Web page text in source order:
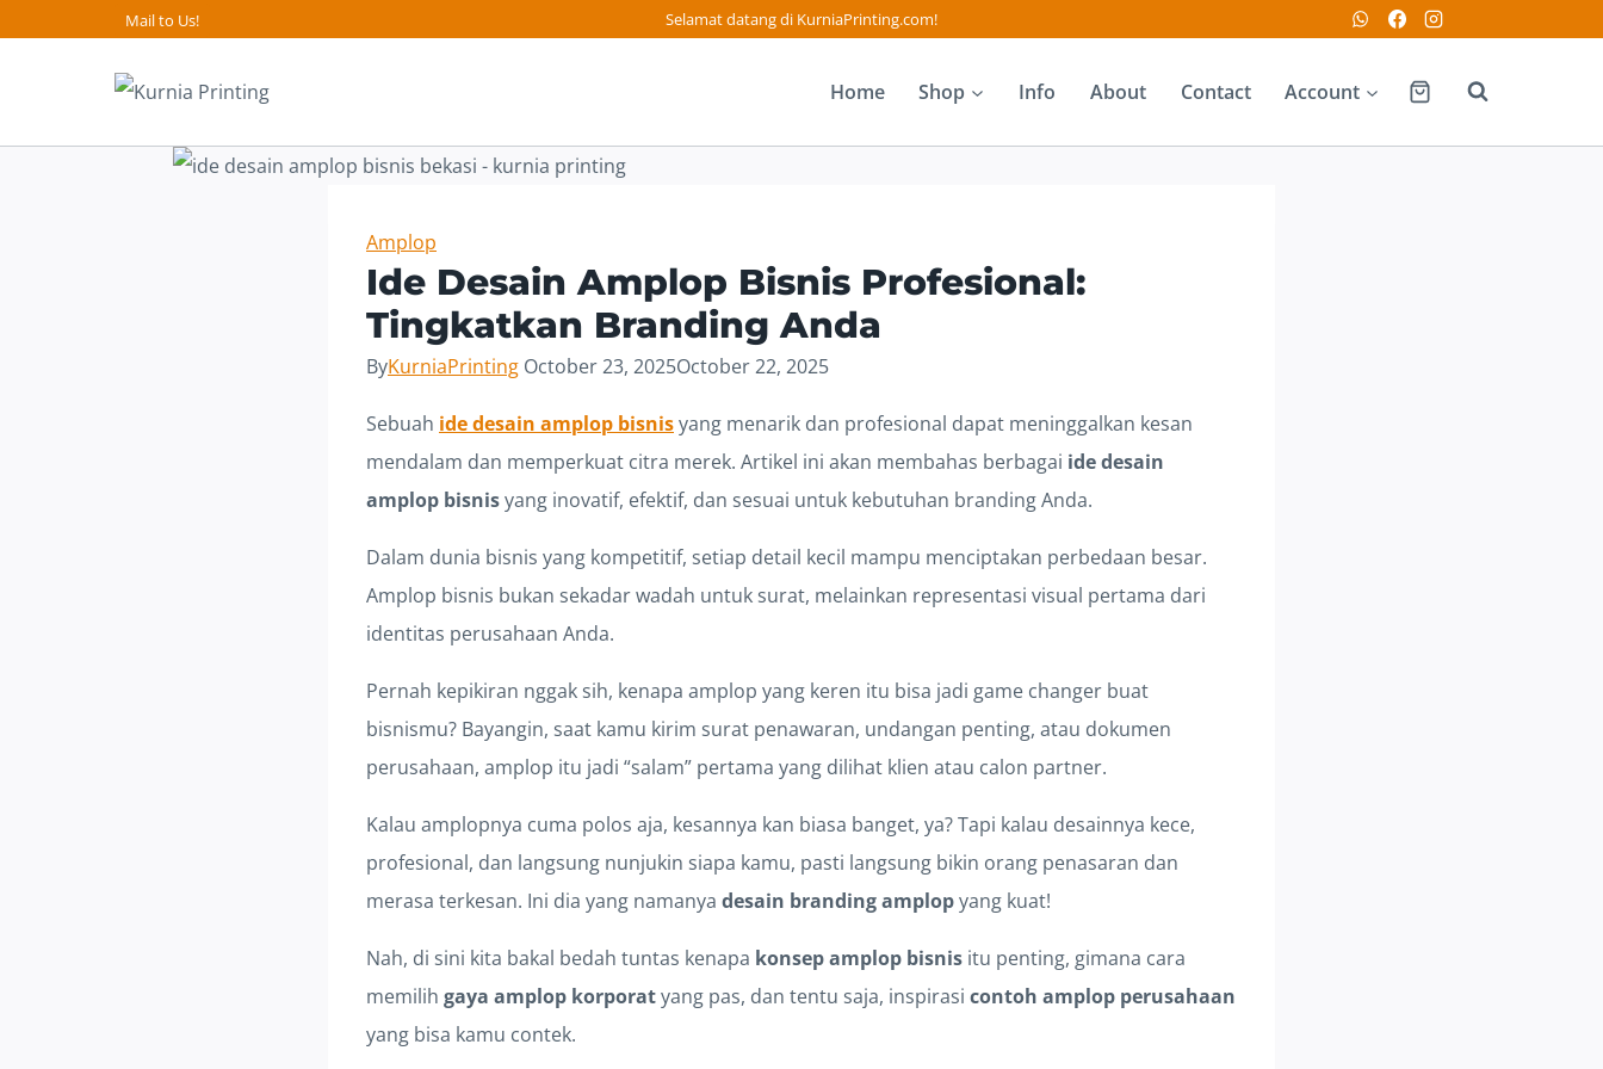
Mail to Us! Selamat datang di KurniaPrinting.com!
Home Shop Info About Contact Account
Amplop
Ide Desain Amplop Bisnis Profesional:
Tingkatkan Branding Anda
ByKurniaPrinting October 23, 2025October 22, 2025
Sebuah ide desain amplop bisnisyang menarik dan profesional dapat meninggalkan kesan
mendalam dan memperkuat citra merek. Artikel ini akan membahas berbagai ide desain
amplop bisnisyang inovatif, efektif, dan sesuai untuk kebutuhan branding Anda.
Dalam dunia bisnis yang kompetitif, setiap detail kecil mampu menciptakan perbedaan besar.
Amplop bisnis bukan sekadar wadah untuk surat, melainkan representasi visual pertama dari
identitas perusahaan Anda.
Pernah kepikiran nggak sih, kenapa amplop yang keren itu bisa jadi game changer buat
bisnismu? Bayangin, saat kamu kirim surat penawaran, undangan penting, atau dokumen
perusahaan, amplop itu jadi “salam” pertama yang dilihat klien atau calon partner.
Kalau amplopnya cuma polos aja, kesannya kan biasa banget, ya? Tapi kalau desainnya kece,
profesional, dan langsung nunjukin siapa kamu, pasti langsung bikin orang penasaran dan
merasa terkesan. Ini dia yang namanya desain branding amplopyang kuat!
Nah, di sini kita bakal bedah tuntas kenapa konsep amplop bisnis itu penting, gimana cara
memilih gaya amplop korporatyang pas, dan tentu saja, inspirasi contoh amplop perusahaan
yang bisa kamu contek.